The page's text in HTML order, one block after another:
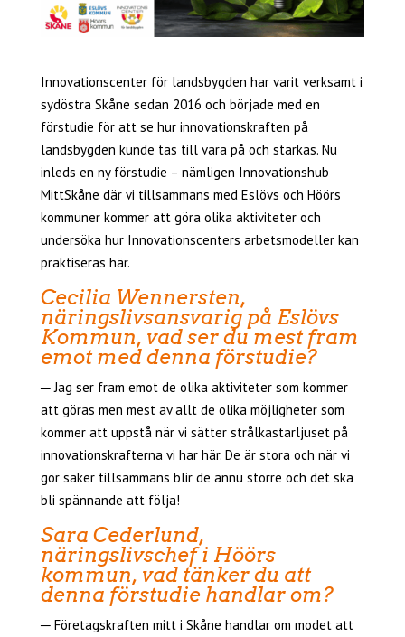
Innovationscenter för landsbygden har varit verksamt i
sydöstra Skåne sedan 2016 och började med en
förstudie för att se hur innovationskraften på
landsbygden kunde tas till vara på och stärkas. Nu
inleds en ny förstudie – nämligen Innovationshub
MittSkåne där vi tillsammans med Eslövs och Höörs
kommuner kommer att göra olika aktiviteter och
undersöka hur Innovationscenters arbetsmodeller kan
praktiseras här.
Cecilia Wennersten,
näringslivsansvarig på Eslövs
Kommun, vad ser du mest fram
emot med denna förstudie?
─ Jag ser fram emot de olika aktiviteter som kommer
att göras men mest av allt de olika möjligheter som
kommer att uppstå när vi sätter strålkastarljuset på
innovationskrafterna vi har här. De är stora och när vi
gör saker tillsammans blir de ännu större och det ska
bli spännande att följa!
Sara Cederlund,
näringslivschef i Höörs
kommun, vad tänker du att
denna förstudie handlar om?
─ Företagskraften mitt i Skåne handlar om modet att